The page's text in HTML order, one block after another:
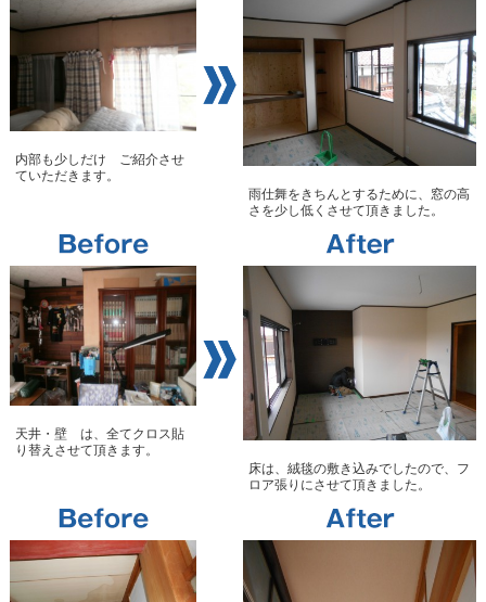
内部も少しだけ ご紹介させ
ていただきます。
雨仕舞をきちんとするために、窓の高
さを少し低くさせて頂きました。
天井・壁 は、全てクロス貼
り替えさせて頂きます。
床は、絨毯の敷き込みでしたので、フ
ロア張りにさせて頂きました。